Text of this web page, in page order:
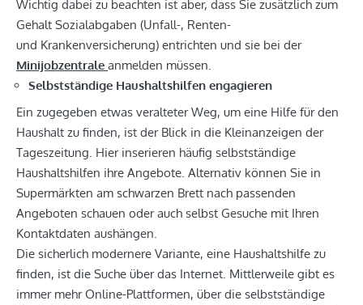
Wichtig dabei zu beachten ist aber, dass Sie zusätzlich zum
Gehalt Sozialabgaben (Unfall-, Renten-
und Krankenversicherung) entrichten und sie bei der
Minijobzentrale anmelden müssen.
Selbstständige Haushaltshilfen engagieren
Ein zugegeben etwas veralteter Weg, um eine Hilfe für den
Haushalt zu finden, ist der Blick in die Kleinanzeigen der
Tageszeitung. Hier inserieren häufig selbstständige
Haushaltshilfen ihre Angebote. Alternativ können Sie in
Supermärkten am schwarzen Brett nach passenden
Angeboten schauen oder auch selbst Gesuche mit Ihren
Kontaktdaten aushängen.
Die sicherlich modernere Variante, eine Haushaltshilfe zu
finden, ist die Suche über das Internet. Mittlerweile gibt es
immer mehr Online-Plattformen, über die selbstständige